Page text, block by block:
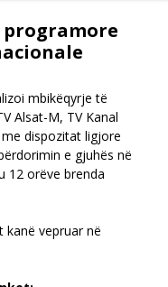
mbikëqyrje të
Alsat-M, TV Kanal
dispozitat ligjore
e gjuhës në
12 orëve brenda
kanë vepruar në